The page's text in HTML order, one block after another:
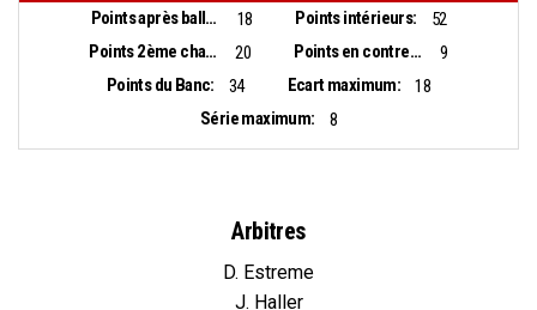
Points après balles perdues: 18 Points intérieurs:
52
Points 2ème chance:
20 Points en contre-attaque:
9
Points du Banc:
34 Ecart maximum:
18
Série maximum:
8
Arbitres
D. Estreme
J. Haller